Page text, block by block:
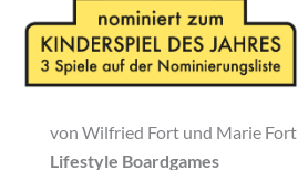
von Wilfried Fort und Marie Fort
Lifestyle Boardgames